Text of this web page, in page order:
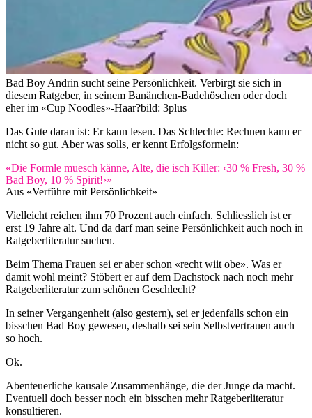
Bad Boy Andrin sucht seine Persönlichkeit. Verbirgt sie sich in
diesem Ratgeber, in seinem Banänchen-Badehöschen oder doch
eher im «Cup Noodles»-Haar?bild: 3plus
Das Gute daran ist: Er kann lesen. Das Schlechte: Rechnen kann er
nicht so gut. Aber was solls, er kennt Erfolgsformeln:
«Die Formle muesch känne, Alte, die isch Killer: ‹30 % Fresh, 30 %
Bad Boy, 10 % Spirit!›»
Aus «Verführe mit Persönlichkeit»
Vielleicht reichen ihm 70 Prozent auch einfach. Schliesslich ist er
erst 19 Jahre alt. Und da darf man seine Persönlichkeit auch noch in
Ratgeberliteratur suchen.
Beim Thema Frauen sei er aber schon «recht wiit obe». Was er
damit wohl meint? Stöbert er auf dem Dachstock nach noch mehr
Ratgeberliteratur zum schönen Geschlecht?
In seiner Vergangenheit (also gestern), sei er jedenfalls schon ein
bisschen Bad Boy gewesen, deshalb sei sein Selbstvertrauen auch
so hoch.
Ok.
Abenteuerliche kausale Zusammenhänge, die der Junge da macht.
Eventuell doch besser noch ein bisschen mehr Ratgeberliteratur
konsultieren.